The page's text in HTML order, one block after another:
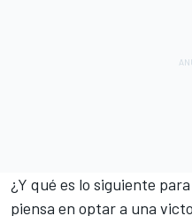
¿Y qué es lo siguiente
piensa en optar a una